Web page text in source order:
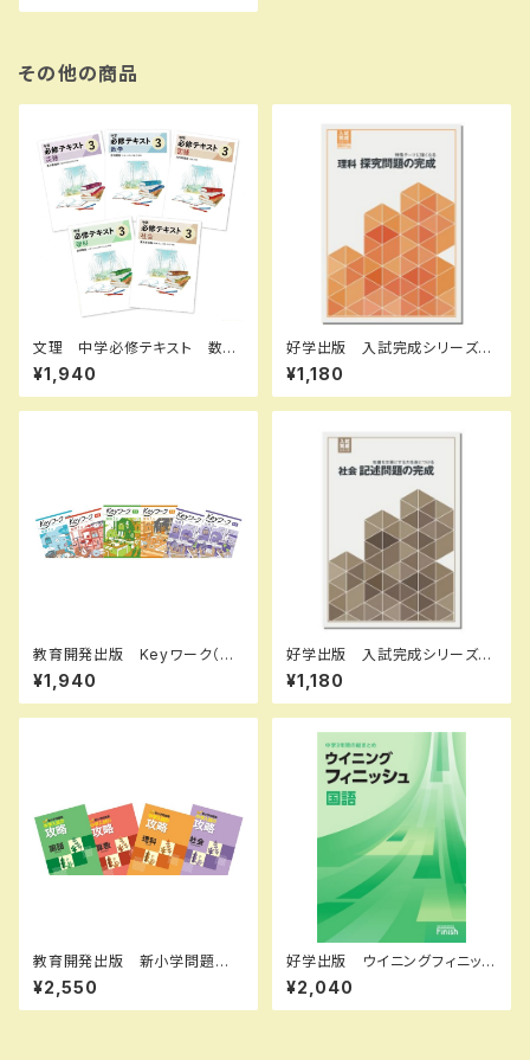
その他の商品
文理 中学必修テキスト 数
学 中1～3（ご選択ください）
2026年度版 新品完全セット
¥1,940
好学出版 入試完成シリーズ
理科 探求問題の完成 2026
年度版 新品完全セット ISB
N：B0D3B7KHSZ ISBN-1
3908967
¥1,180
教育開発出版 Keyワーク（キ
ーワーク） 理科 中1～3（ご
選択ください） 2026年度版
新品完全セット
¥1,940
好学出版 入試完成シリーズ
社会 記述問題の完成 2026
年度版 新品完全セット ISB
N：B0D3B7Q6LL ISBN-10：
55133
¥1,180
教育開発出版 新小学問題
集 中学入試の攻略 2026年
度版 各科目（選択ください）
問題集本体と別冊解答つき 新
¥2,550
好学出版 ウイニングフィニッシ
ュ 国，数，理，社，英 2026年
度版 各科目（選択ください）
新品完全セット ISBN なし
¥2,040